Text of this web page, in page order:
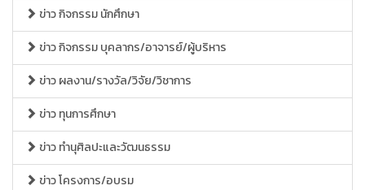
ข่าว กิจกรรม นักศึกษา
ข่าว กิจกรรม บุคลากร/อาจารย์/ผู้บริหาร
ข่าว ผลงาน/รางวัล/วิจัย/วิชาการ
ข่าว ทุนการศึกษา
ข่าว ทำนุศิลปะและวัฒนธรรม
ข่าว โครงการ/อบรม